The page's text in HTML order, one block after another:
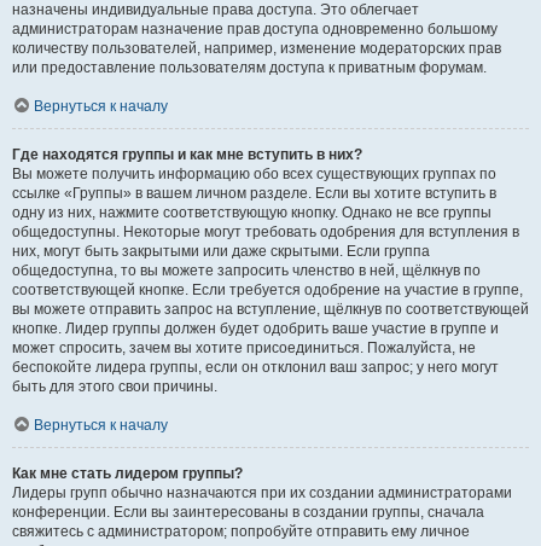
назначены индивидуальные права доступа. Это облегчает
администраторам назначение прав доступа одновременно большому
количеству пользователей, например, изменение модераторских прав
или предоставление пользователям доступа к приватным форумам.
Вернуться к началу
Где находятся группы и как мне вступить в них?
Вы можете получить информацию обо всех существующих группах по
ссылке «Группы» в вашем личном разделе. Если вы хотите вступить в
одну из них, нажмите соответствующую кнопку. Однако не все группы
общедоступны. Некоторые могут требовать одобрения для вступления в
них, могут быть закрытыми или даже скрытыми. Если группа
общедоступна, то вы можете запросить членство в ней, щёлкнув по
соответствующей кнопке. Если требуется одобрение на участие в группе,
вы можете отправить запрос на вступление, щёлкнув по соответствующей
кнопке. Лидер группы должен будет одобрить ваше участие в группе и
может спросить, зачем вы хотите присоединиться. Пожалуйста, не
беспокойте лидера группы, если он отклонил ваш запрос; у него могут
быть для этого свои причины.
Вернуться к началу
Как мне стать лидером группы?
Лидеры групп обычно назначаются при их создании администраторами
конференции. Если вы заинтересованы в создании группы, сначала
свяжитесь с администратором; попробуйте отправить ему личное